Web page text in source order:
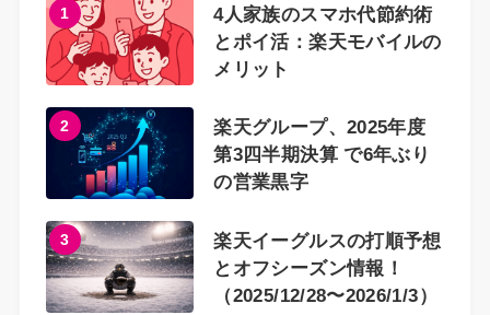
1
4人家族のスマホ代節約術
とポイ活：楽天モバイルの
メリット
2
楽天グループ、2025年度
第3四半期決算 で6年ぶり
の営業黒字
3
楽天イーグルスの打順予想
とオフシーズン情報！
（2025/12/28〜2026/1/3）